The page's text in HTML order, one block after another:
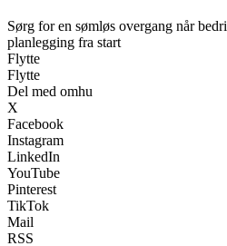
Sørg for en sømløs overgang når
planlegging fra start
Flytte
Flytte
Del med omhu
X
Facebook
Instagram
LinkedIn
YouTube
Pinterest
TikTok
Mail
RSS